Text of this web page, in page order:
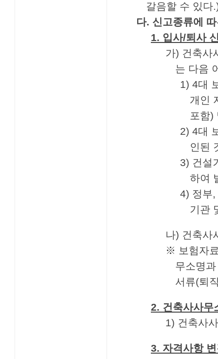
갈음할 수 있다
다. 신고종류에
1. 입사/퇴사
가) 건축사
는 다음
1) 4대
개인
포함)
2) 4대
인된
3) 건설
하여
4) 정부
기관
나) 건축사
※ 보험자
무소명
서류(퇴
2. 건축사사무
1) 건축사
3. 자격사항